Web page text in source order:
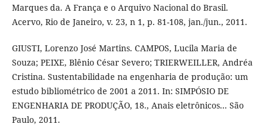
Marques da. A França e o Arquivo Nacional do Brasil.
Acervo, Rio de Janeiro, v. 23, n 1, p. 81-108, jan./jun., 2011.
GIUSTI, Lorenzo José Martins. CAMPOS, Lucila Maria de
Souza; PEIXE, Blênio César Severo; TRIERWEILLER, Andréa
Cristina. Sustentabilidade na engenharia de produção: um
estudo bibliométrico de 2001 a 2011. In: SIMPÓSIO DE
ENGENHARIA DE PRODUÇÃO, 18., Anais eletrônicos... São
Paulo, 2011.